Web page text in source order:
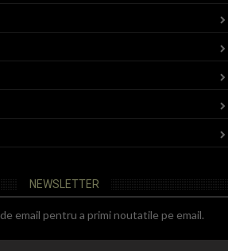
NEWSLETTER
email pentru a primi noutatile pe email.